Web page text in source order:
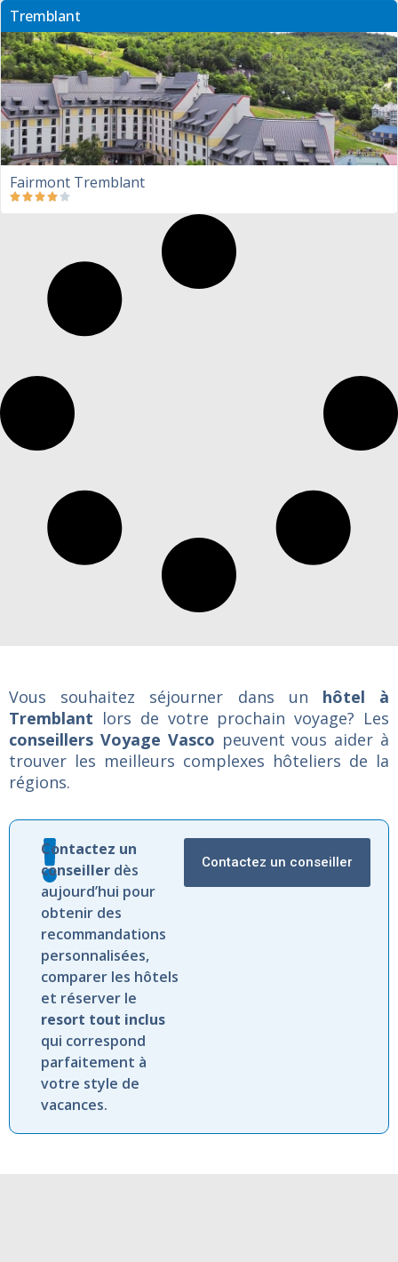
Tremblant
Fairmont Tremblant
Vous souhaitez séjourner dans un hôtel à
Tremblant lors de votre prochain voyage? Les
conseillers Voyage Vasco peuvent vous aider à
trouver les meilleurs complexes hôteliers de la
régions.
Contactez un
conseiller dès
aujourd’hui pour
obtenir des
recommandations
personnalisées,
comparer les hôtels
et réserver le
resort tout inclus
qui correspond
parfaitement à
votre style de
vacances.
Contactez un conseiller